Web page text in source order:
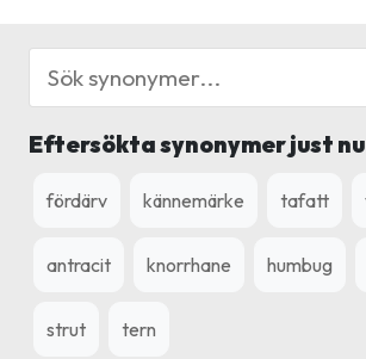
Eftersökta synonymer just nu
fördärv kännemärke tafatt
antracit knorrhane humbug
strut tern